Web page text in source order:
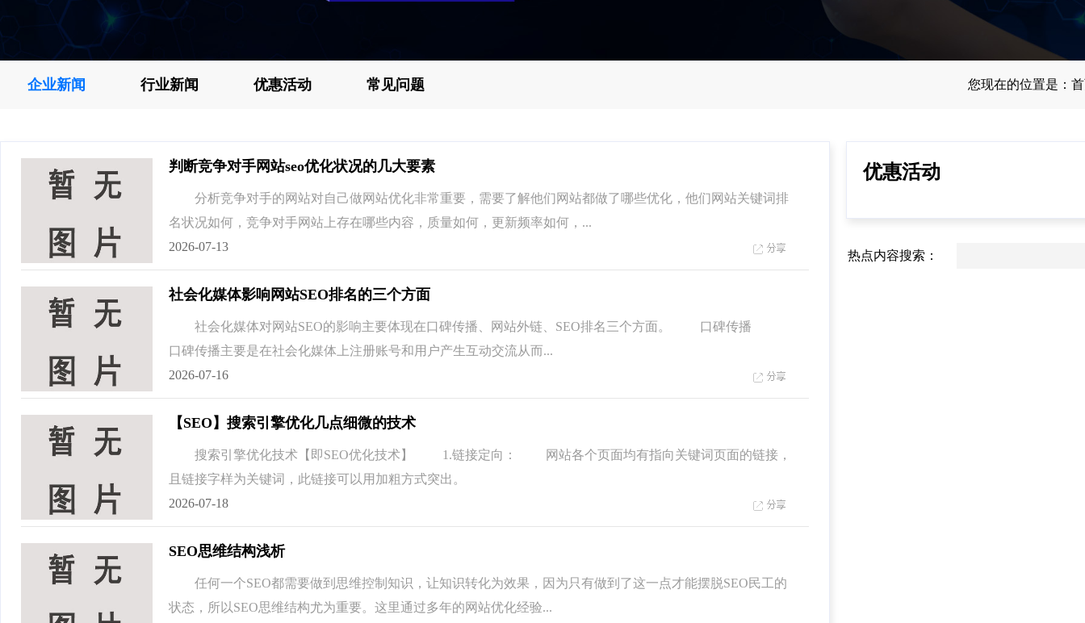
企业新闻 行业新闻 优惠活动 常见问题 您现在的位置是：
判断竞争对手网站seo优化状况的几大要素
分析竞争对手的网站对自己做网站优化非常重要，需要了解他们网站都做了哪些优化，他们网站关键词排
名状况如何，竞争对手网站上存在哪些内容，质量如何，更新频率如何，...
2026-07-13
社会化媒体影响网站SEO排名的三个方面
社会化媒体对网站SEO的影响主要体现在口碑传播、网站外链、SEO排名三个方面。 口碑传播
口碑传播主要是在社会化媒体上注册账号和用户产生互动交流从而...
2026-07-16
【SEO】搜索引擎优化几点细微的技术
搜索引擎优化技术【即SEO优化技术】 1.链接定向： 网站各个页面均有指向关键词页面的链接，
且链接字样为关键词，此链接可以用加粗方式突出。
2026-07-18
SEO思维结构浅析
任何一个SEO都需要做到思维控制知识，让知识转化为效果，因为只有做到了这一点才能摆脱SEO民工的
状态，所以SEO思维结构尤为重要。这里通过多年的网站优化经验...
优惠活动
热点内容搜索：